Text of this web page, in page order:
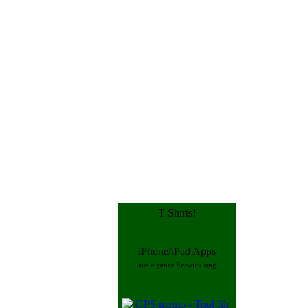
T-Shirts!
iPhone/iPad Apps
aus eigener Entwicklung